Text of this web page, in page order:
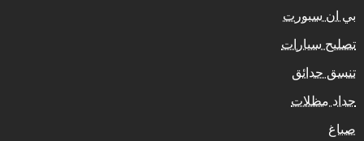
بي ان سبورت
تصليح سيارات
تنسق حدائق
حداد مظلات
صباغ